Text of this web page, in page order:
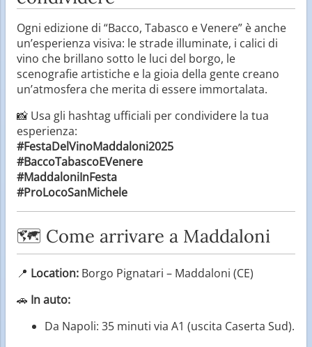
Ogni edizione di “Bacco, Tabasco e Venere” è anche
un’esperienza visiva: le strade illuminate, i calici di
vino che brillano sotto le luci del borgo, le
scenografie artistiche e la gioia della gente creano
un’atmosfera che merita di essere immortalata.
📸 Usa gli hashtag ufficiali per condividere la tua
esperienza:
#FestaDelVinoMaddaloni2025
#BaccoTabascoEVenere
#MaddaloniInFesta
#ProLocoSanMichele
🗺️ Come arrivare a Maddaloni
📍 Location: Borgo Pignatari – Maddaloni (CE)
🚗 In auto:
Da Napoli: 35 minuti via A1 (uscita Caserta Sud).